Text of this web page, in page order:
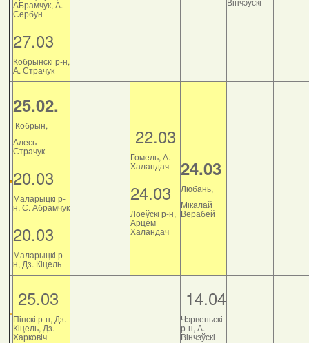
АБрамчук, А.
Сербун
27.03
Кобрынскі р-н,
А. Страчук
25.02.
Кобрын,
Алесь
Страчук
20.03
Маларыцкі р-
н, С. Абрамчук
20.03
Маларыцкі р-
н, Дз. Кіцель
22.03
Гомель, А.
Халандач
24.03
Лоеўскі р-н,
Арцём
Халандач
24.03
Любань,
Мікалай
Верабей
25.03
Пінскі р-н, Дз.
Кіцель, Дз.
Харковіч
14.04
Чэрвеньскі
р-н, А.
Вінчэўскі